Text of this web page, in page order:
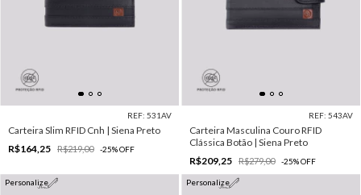
REF: 531AV
Carteira Slim RFID Cnh | Siena Preto
R$164,25
R$219,00 -25%OFF
REF: 543AV
Carteira Masculina Couro RFID
Clássica Botão | Siena Preto
R$209,25
R$279,00 -25%OFF
Personalize Personalize